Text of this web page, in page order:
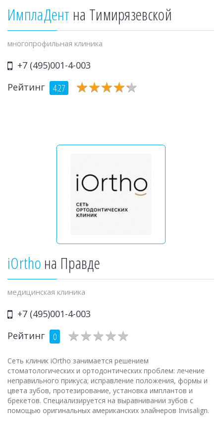
ИмплаДент на Тимирязевской
многопрофильная клиника
+7 (495)001-4-003
Рейтинг
4.27 ★★★★★
★★★★★
iOrtho на Правде
медицинская клиника
+7 (495)001-4-003
Рейтинг
0 ★★★★★
★★★★★
Сеть клиник iOrtho занимается решением
стоматологических и ортодонтических проблем: лечение
неправильного прикуса; исправление положения, формы и
цвета зубов, протезирование, установка имплантов и
брекетов. Специализируется на выравнивании зубов с
помощью оригинальных американских элайнеров Invisalign.